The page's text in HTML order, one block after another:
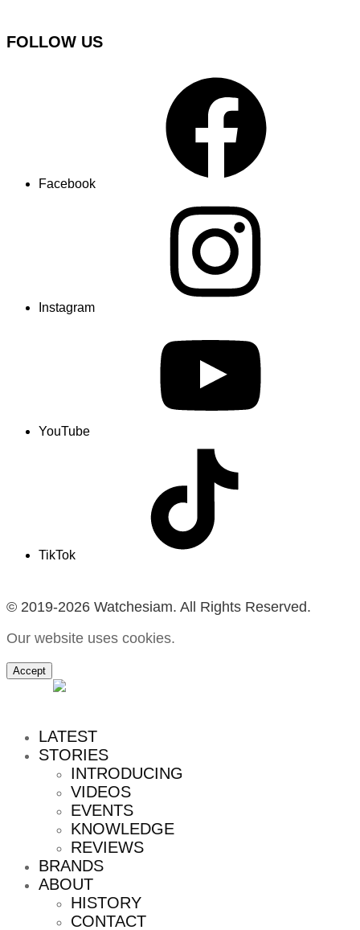
FOLLOW US
Facebook
Instagram
YouTube
TikTok
© 2019-2026 Watchesiam. All Rights Reserved.
Our website uses cookies.
Accept
LATEST
STORIES
INTRODUCING
VIDEOS
EVENTS
KNOWLEDGE
REVIEWS
BRANDS
ABOUT
HISTORY
CONTACT